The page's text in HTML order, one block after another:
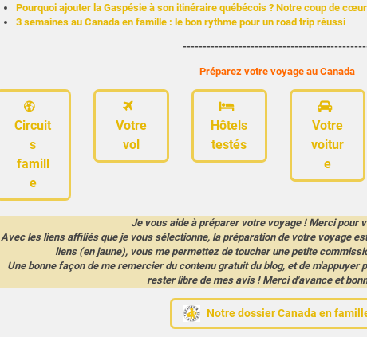
Pourquoi ajouter la Gaspésie à son itinéraire québécois ? Notre coup de
3 semaines au Canada en famille : le bon rythme pour un road trip réussi
Préparez votre voyage au Canada
Circuit
s
famill
e
Votre
vol
Hôtels
testés
Votre
voitur
e
Je vous aide à préparer votre voyage ! Merci pour
Avec les liens affiliés que je vous sélectionne, la préparation de votre voyage
liens (en jaune), vous me permettez de toucher une petite
Une bonne façon de me remercier du contenu gratuit du blog, et de m'appuyer
rester libre de mes avis ! Merci d'avance et
Notre dossier Canada en